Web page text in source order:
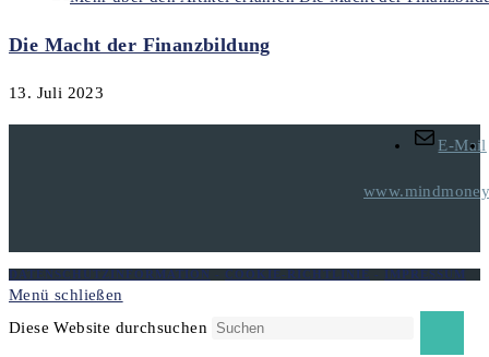
Die Macht der Finanzbildung
13. Juli 2023
E-Mail
DATENSCHUTZINFORMATION - COOKIE-RICHTLINIE - IMPRESSUM
Menü schließen
Diese Website durchsuchen